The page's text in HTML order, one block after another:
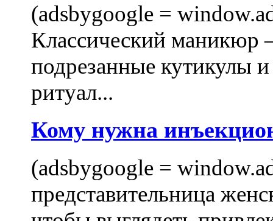
(adsbygoogle =
Классический маникюр
подрезанные кутикулы
ритуал...
Кому нужна
(adsbygoogle =
представительница